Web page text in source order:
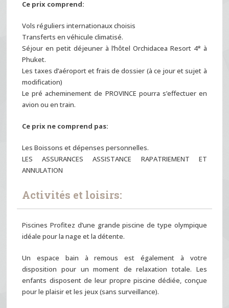
Ce prix comprend:
Vols réguliers internationaux choisis
Transferts en véhicule climatisé.
Séjour en petit déjeuner à l’hôtel Orchidacea Resort 4* à
Phuket.
Les taxes d’aéroport et frais de dossier (à ce jour et sujet à
modification)
Le pré acheminement de PROVINCE pourra s’effectuer en
avion ou en train.
Ce prix ne comprend pas:
Les Boissons et dépenses personnelles.
LES ASSURANCES ASSISTANCE RAPATRIEMENT ET
ANNULATION
Activités et loisirs:
Piscines Profitez d’une grande piscine de type olympique
idéale pour la nage et la détente.
Un espace bain à remous est également à votre
disposition pour un moment de relaxation totale. Les
enfants disposent de leur propre piscine dédiée, conçue
pour le plaisir et les jeux (sans surveillance).